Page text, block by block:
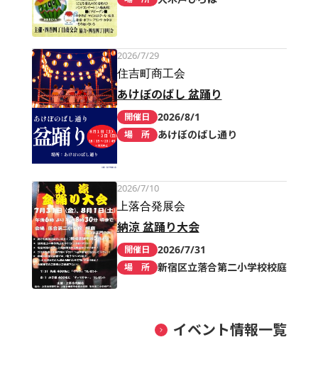
2026/7/29
住吉町商工会
あけぼのばし 盆踊り
開催日 2026/8/1
場 所 あけぼのばし通り
2026/7/10
上落合発展会
納涼 盆踊り大会
開催日 2026/7/31
場 所 新宿区立落合第二小学校校庭
イベント情報一覧